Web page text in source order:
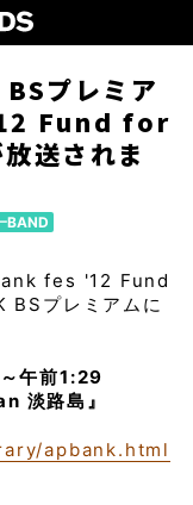
プレミア
Fund for
送されま
BAND
fes '12 Fund
BSプレミアムに
午前1:29
淡路島』
apbank.html